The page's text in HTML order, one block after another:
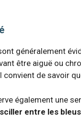
généralement
être aiguë ou
de savoir
également une
entre les